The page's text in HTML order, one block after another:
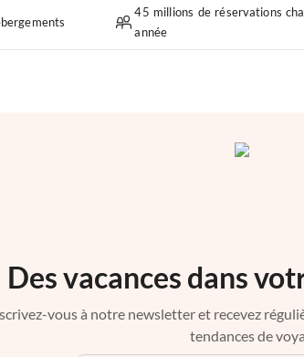
45 millions de réservations
année
Des vacances dans
vous à notre newsletter et recevez
tendances de